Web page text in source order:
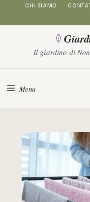
al
contenuto
CHI SIAMO
Il giardino di
Menu